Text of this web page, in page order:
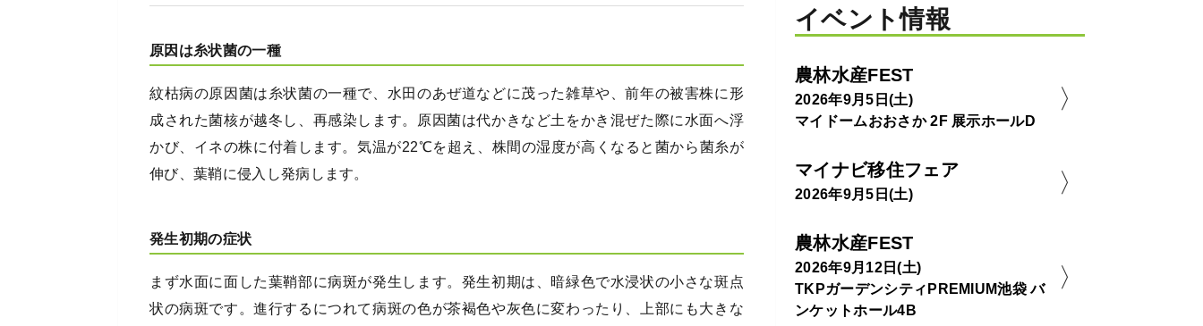
原因は糸状菌の一種
紋枯病の原因菌は糸状菌の一種で、水田のあぜ道などに茂った雑草や、前年の被害株に形
成された菌核が越冬し、再感染します。原因菌は代かきなど土をかき混ぜた際に水面へ浮
かび、イネの株に付着します。気温が22℃を超え、株間の湿度が高くなると菌から菌糸が
伸び、葉鞘に侵入し発病します。
発生初期の症状
まず水面に面した葉鞘部に病斑が発生します。発生初期は、暗緑色で水浸状の小さな斑点
状の病斑です。進行するにつれて病斑の色が茶褐色や灰色に変わったり、上部にも大きな
イベント情報
農林水産FEST
2026年9月5日(土)
マイドームおおさか 2F 展示ホールD
マイナビ移住フェア
2026年9月5日(土)
農林水産FEST
2026年9月12日(土)
TKPガーデンシティPREMIUM池袋 バ
ンケットホール4B